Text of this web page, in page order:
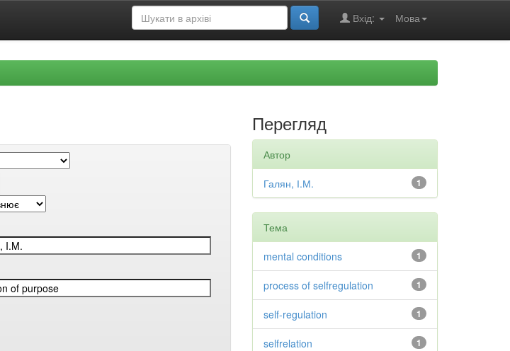
Мова
Вхід:
Перегляд
Автор
1
Галян, І.М.
Тема
1
mental conditions
1
process of selfregulation
1
self-regulation
1
selfrelation